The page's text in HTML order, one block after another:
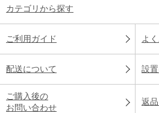
カテゴリから探す
ご利用ガイド よ
配送について 設
ご購入後の
お問い合わせ
返